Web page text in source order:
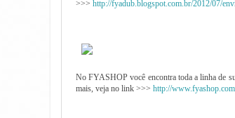
>>> http://fyadub.blogspot.com.br/2012/07/
No FYASHOP você encontra toda a linha de
mais, veja no link >>> http://